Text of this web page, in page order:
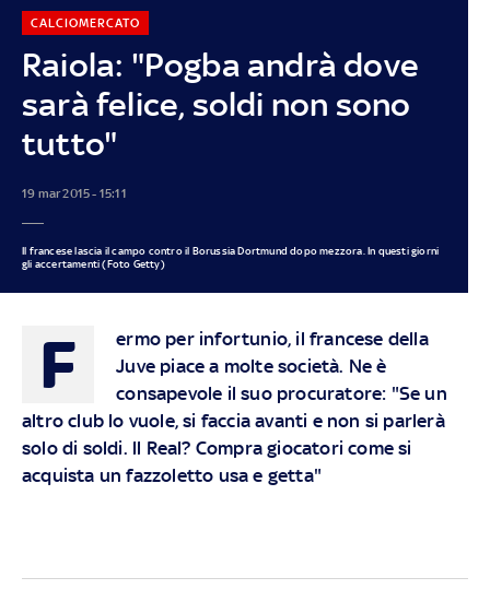
Raiola: "Pogba andrà dove
sarà felice, soldi non sono
tutto"
CALCIOMERCATO
19 mar 2015 - 15:11
Il francese lascia il campo contro il Borussia Dortmund dopo mezzora. In questi giorni
gli accertamenti (Foto Getty)
F
ermo per infortunio, il francese della
Juve piace a molte società. Ne è
consapevole il suo procuratore: "Se un
altro club lo vuole, si faccia avanti e non si parlerà
solo di soldi. ll Real? Compra giocatori come si
acquista un fazzoletto usa e getta"